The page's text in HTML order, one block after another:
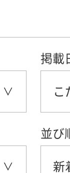
掲載
こ
並び
新